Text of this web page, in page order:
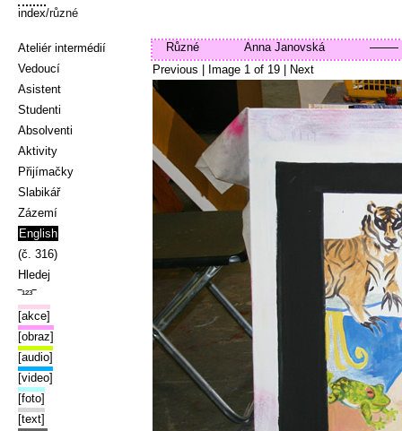
index/různé
Ateliér intermédií
Vedoucí
Asistent
Studenti
Absolventi
Aktivity
Přijímačky
Slabikář
Zázemí
English
(č. 316)
Hledej
‾¹²³‾
[akce]
[obraz]
[audio]
[video]
[foto]
[text]
Různé
Anna Janovská
Previous | Image 1 of 19 Next